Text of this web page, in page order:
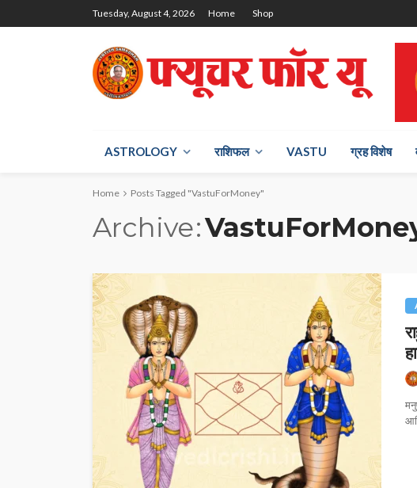
Tuesday, August 4, 2026 Home Shop
ASTROLOGY राश‍िफल VASTU ग्रह विशेष
Home Posts Tagged "VastuForMoney"
Archive